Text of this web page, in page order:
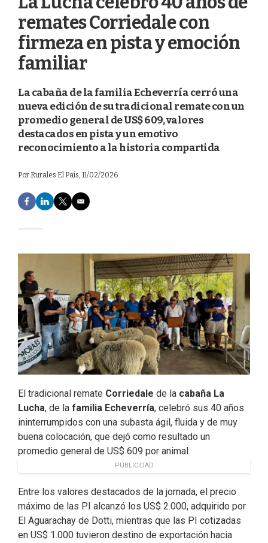
remates Corriedale con
firmeza en pista y emoción
familiar
La cabaña de la familia Echeverría cerró una
nueva edición de su tradicional remate con un
promedio general de US$ 609, valores
destacados en pista y un emotivo
reconocimiento a la historia compartida
Por Rurales El País, 11/02/2026
F
a
e
o
o
k
L
i
d
T
w
e
E
m
El tradicional remate Corriedale de la cabaña La
Lucha, de la familia Echeverría, celebró sus 40 años
ininterrumpidos con una subasta ágil, fluida y de muy
buena colocación, que dejó como resultado un
promedio general de US$ 609 por animal.
PUBLICIDAD
Entre los valores destacados de la jornada, el precio
máximo de las PI alcanzó los US$ 2.000, adquirido por
El Aguarachay de Dotti, mientras que las PI cotizadas
en US$ 1.000 tuvieron destino de exportación hacia